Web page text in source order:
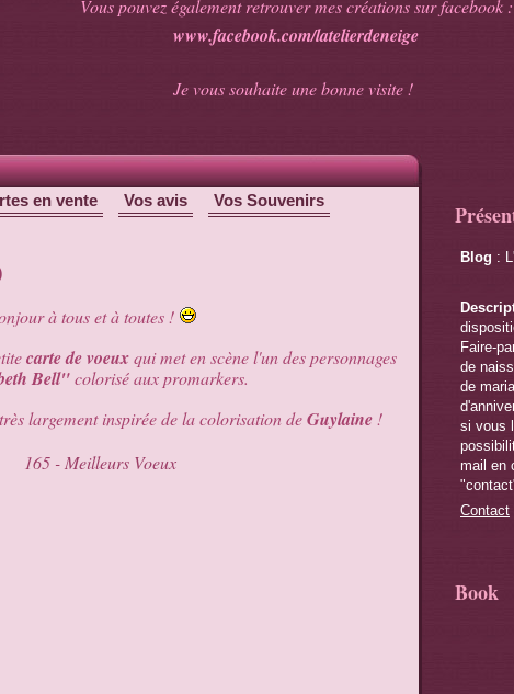
Vous pouvez également retrouver mes créations sur facebook :
www.facebook.com/latelierdeneige
Je vous souhaite une bonne visite !
en vente Vos avis Vos Souvenirs
à tous et à toutes !
carte de voeuxqui met en scène l'un des personnages
Bell"colorisé aux promarkers.
largement inspirée de la colorisation deGuylaine !
Blog :
Faire-
de
de
si vous
mail en
Contact
Book